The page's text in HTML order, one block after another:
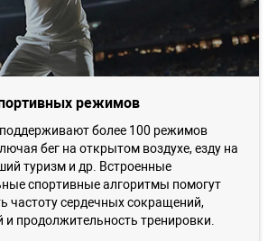
режимов
более 100 режимов
бег на открытом воздухе, езду на
туризм и др. Встроенные
спортивные алгоритмы помогут
частоту сердечных сокращений,
и продолжительность тренировки.